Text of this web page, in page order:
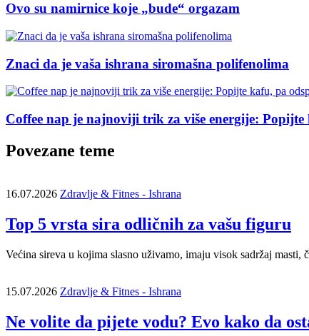
Ovo su namirnice koje „bude“ orgazam
Znaci da je vaša ishrana siromašna polifenolima
Coffee nap je najnoviji trik za više energije:
Povezane teme
16.07.2026 Zdravlje & Fitnes - Ishrana
Top 5 vrsta sira odličnih za vašu figuru
Većina sireva u kojima slasno uživamo, imaju visok sadržaj masti,
15.07.2026 Zdravlje & Fitnes - Ishrana
Ne volite da pijete vodu? Evo kako da